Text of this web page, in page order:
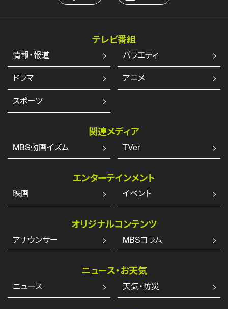
テレビ番組
情報・報道
バラエティ
ドラマ
アニメ
スポーツ
関連メディア
MBS動画イズム TVer
エンターテインメント
映画 イベント
オリジナルコンテンツ
アナウンサー MBSコラム
ニュース・お天気
ニュース 天気・防災